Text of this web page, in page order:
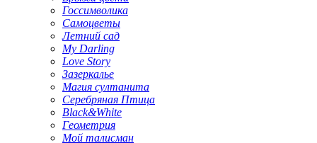
Госсимволика
Самоцветы
Летний сад
My Darling
Love Story
Зазеркалье
Магия султанита
Серебряная Птица
Black&White
Геометрия
Мой талисман